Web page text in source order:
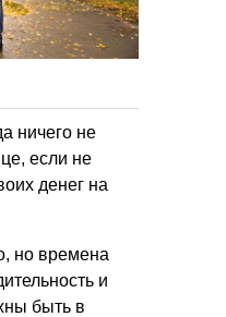
ничего не
если не
денег на
но времена
и
быть в